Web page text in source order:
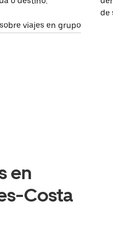
viajes en grupo
de
en
Costa